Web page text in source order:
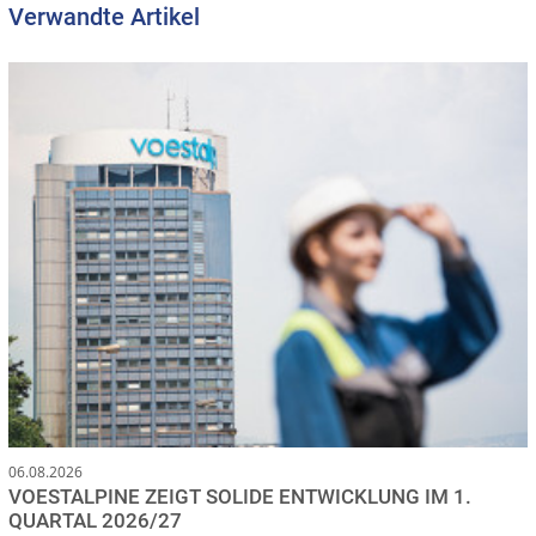
Verwandte Artikel
06.08.2026
VOESTALPINE ZEIGT SOLIDE ENTWICKLUNG IM 1.
QUARTAL 2026/27